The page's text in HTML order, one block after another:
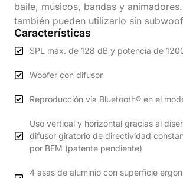
baile, músicos, bandas y
también pueden utilizarlo sin
Características
SPL máx. de 128 dB y potencia de
Woofer con difusor
Reproducción vía Bluetooth® en el
Uso vertical y horizontal gracias al
difusor giratorio de directividad
por BEM (patente pendiente)
4 asas de aluminio con superficie